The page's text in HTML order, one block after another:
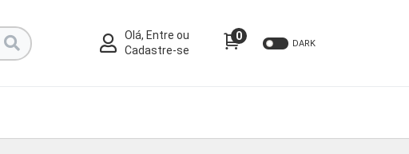
Olá, Entre ou
Cadastre-se
0
DARK